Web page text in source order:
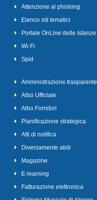
Attenzione al phishing
Elenco siti tematici
Portale OnLine delle Istanze
Wi-Fi
Spid
Amministrazione trasparente
Albo Ufficiale
Albo Fornitori
Pianificazione strategica
Atti di notifica
Diversamente abili
Magazine
E-learning
Fatturazione elettronica